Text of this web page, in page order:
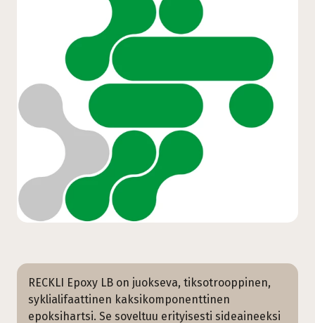
RECKLI Epoxy LB on juokseva, tiksotrooppinen,
syklialifaattinen kaksikomponenttinen
epoksihartsi. Se soveltuu erityisesti sideaineeksi